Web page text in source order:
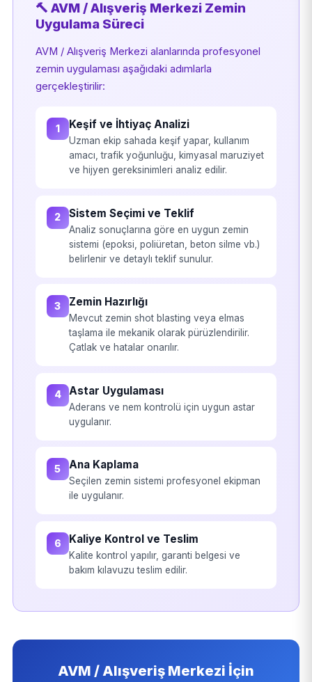
🔨 AVM / Alışveriş Merkezi Zemin
Uygulama Süreci
AVM / Alışveriş Merkezi alanlarında profesyonel
zemin uygulaması aşağıdaki adımlarla
gerçekleştirilir:
1 Keşif ve İhtiyaç Analizi
Uzman ekip sahada keşif yapar, kullanım
amacı, trafik yoğunluğu, kimyasal maruziyet
ve hijyen gereksinimleri analiz edilir.
2 Sistem Seçimi ve Teklif
Analiz sonuçlarına göre en uygun zemin
sistemi (epoksi, poliüretan, beton silme vb.)
belirlenir ve detaylı teklif sunulur.
3 Zemin Hazırlığı
Mevcut zemin shot blasting veya elmas
taşlama ile mekanik olarak pürüzlendirilir.
Çatlak ve hatalar onarılır.
4 Astar Uygulaması
Aderans ve nem kontrolü için uygun astar
uygulanır.
5 Ana Kaplama
Seçilen zemin sistemi profesyonel ekipman
ile uygulanır.
6 Kaliye Kontrol ve Teslim
Kalite kontrol yapılır, garanti belgesi ve
bakım kılavuzu teslim edilir.
AVM / Alışveriş Merkezi İçin